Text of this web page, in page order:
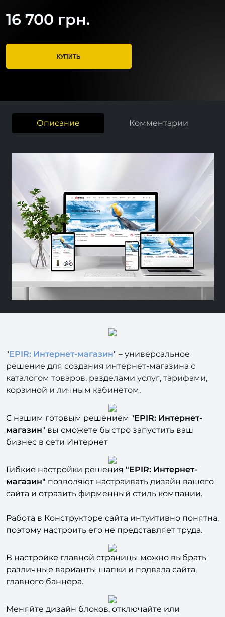
16 700 грн.
КУПИТЬ
Описание Комментарии
Previous
"EPIR: Интернет-магазин" – универсальное
решение для создания интернет-магазина с
каталогом товаров, разделами услуг, тарифами,
корзиной и личным кабинетом.
С нашим готовым решением "EPIR: Интернет-
магазин" вы сможете быстро запустить ваш
Гибкие настройки решения"EPIR: Интернет-
магазин" позволяют настраивать дизайн вашего
Работа в Конструкторе сайта интуитивно понятна,
поэтому настроить его не представляет труда.
В настройке главной страницы можно выбрать
различные варианты шапки и подвала сайта,